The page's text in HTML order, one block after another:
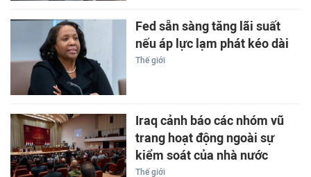
Fed sẵn sàng tăng lãi suất
nếu áp lực lạm phát kéo dài
Thế giới
Iraq cảnh báo các nhóm vũ
trang hoạt động ngoài sự
kiểm soát của nhà nước
Thế giới